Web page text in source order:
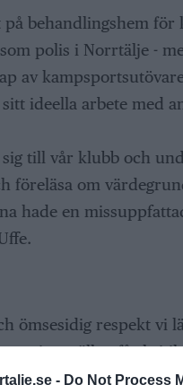
- Do Not Process
på behandlingshem
polis i Norrtälje -
av
ideella arbete med
till vår klubb och
föreläsa om
hade en
ömsesidig respekt vi
inte sällan får